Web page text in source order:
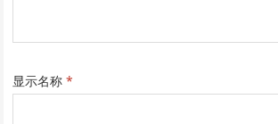
显示名称*